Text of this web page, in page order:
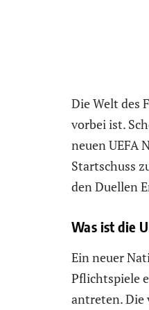
Die Welt des
vorbei ist.
neuen UEFA
Startschuss
den Duellen
Was ist die
Ein neuer
Pflichtspiele
antreten. Die